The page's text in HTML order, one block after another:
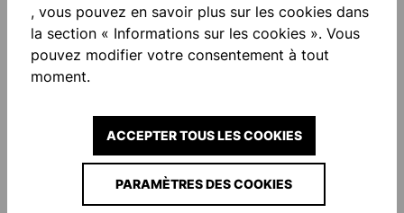
EQUIPE 29 1/4 ZIP TOP
NOUVEAU NOUVEAU
, vous pouvez en savoir plus sur les cookies dans
la section « Informations sur les cookies ». Vous
pouvez modifier votre consentement à tout
moment.
PARAMÈTRES DES COOKIES
ACCEPTER TOUS LES COOKIES